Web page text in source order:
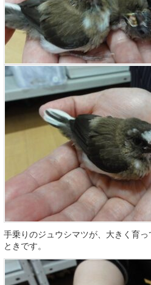
手乗りのジュウシマツが、大きく育
ときです。